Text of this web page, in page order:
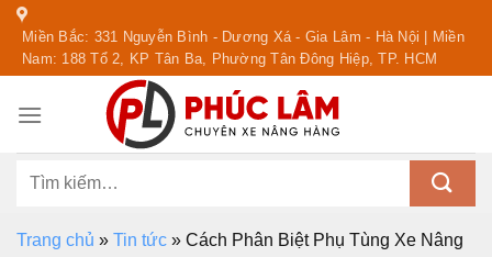
Skip
content
Miền Bắc: 331 Nguyễn Bình - Dương Xá - Gia Lâm - Hà Nội | Miền
Nam: 188 Tổ 2, KP Tân Ba, Phường Tân Đông Hiệp, TP. HCM
Tìm
Trang chủ » Tin tức » Cách Phân Biệt Phụ Tùng Xe Nâng